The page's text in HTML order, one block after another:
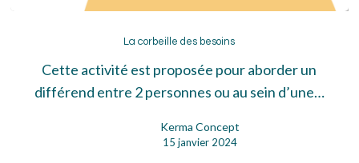
corbeille
des
besoins
La corbeille des besoins
Cette activité est proposée pour aborder un
différend entre 2 personnes ou au sein d’une…
Kerma Concept
15 janvier 2024